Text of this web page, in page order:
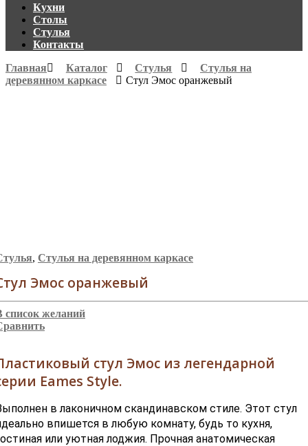
Кухни
Столы
Стулья
Контакты
Главная
Каталог Стулья
Стулья на
деревянном каркасе
Стул Эмос оранжевый
, Стулья на деревянном каркасе
Эмос оранжевый
список желаний
стул Эмос из легендарной
Eames Style.
в лаконичном скандинавском стиле. Этот стул
впишется в любую комнату, будь то кухня,
или уютная лоджия. Прочная анатомическая